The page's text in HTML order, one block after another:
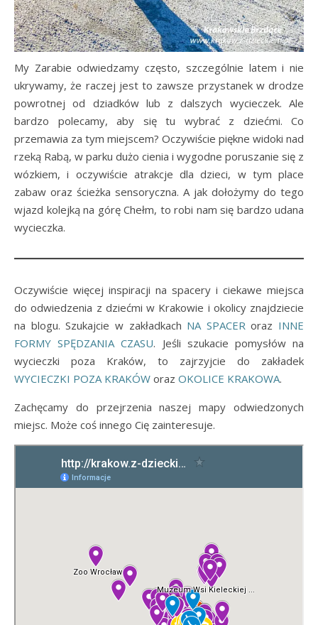
My Zarabie odwiedzamy często, szczególnie latem i nie
ukrywamy, że raczej jest to zawsze przystanek w drodze
powrotnej od dziadków lub z dalszych wycieczek. Ale
bardzo polecamy, aby się tu wybrać z dziećmi. Co
przemawia za tym miejscem? Oczywiście piękne widoki nad
rzeką Rabą, w parku dużo cienia i wygodne poruszanie się z
wózkiem, i oczywiście atrakcje dla dzieci, w tym place
zabaw oraz ścieżka sensoryczna. A jak dołożymy do tego
wjazd kolejką na górę Chełm, to robi nam się bardzo udana
wycieczka.
Oczywiście więcej inspiracji na spacery i ciekawe miejsca
do odwiedzenia z dziećmi w Krakowie i okolicy znajdziecie
na blogu. Szukajcie w zakładkach NA SPACER oraz INNE
FORMY SPĘDZANIA CZASU. Jeśli szukacie pomysłów na
wycieczki poza Kraków, to zajrzyjcie do zakładek
WYCIECZKI POZA KRAKÓW oraz OKOLICE KRAKOWA.
Zachęcamy do przejrzenia naszej mapy odwiedzonych
miejsc. Może coś innego Cię zainteresuje.